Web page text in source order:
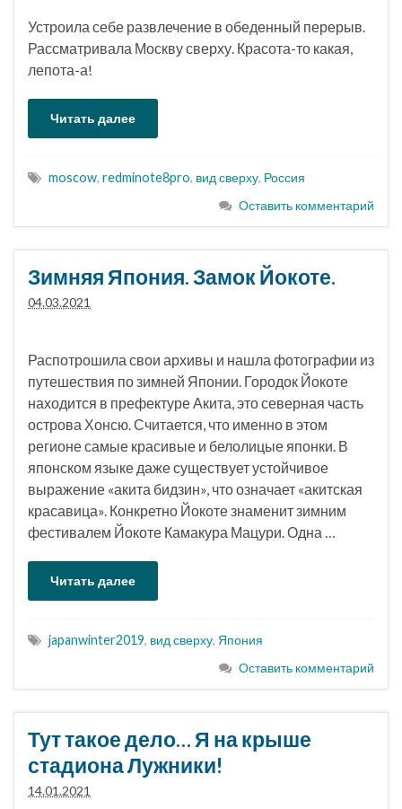
Устроила себе развлечение в обеденный перерыв.
Рассматривала Москву сверху. Красота-то какая,
лепота-а!
Читать далее
moscow, redminote8pro, вид сверху, Россия
Оставить комментарий
Зимняя Япония. Замок Йокоте.
04.03.2021
Распотрошила свои архивы и нашла фотографии из
путешествия по зимней Японии. Городок Йокоте
находится в префектуре Акита, это северная часть
острова Хонсю. Считается, что именно в этом
регионе самые красивые и белолицые японки. В
японском языке даже существует устойчивое
выражение «акита бидзин», что означает «акитская
красавица». Конкретно Йокоте знаменит зимним
фестивалем Йокоте Камакура Мацури. Одна …
Читать далее
japanwinter2019, вид сверху, Япония
Оставить комментарий
Тут такое дело… Я на крыше
стадиона Лужники!
14.01.2021